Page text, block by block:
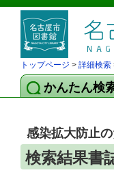
トップページ > 詳細検索
かんたん検
感染拡大防止
検索結果書